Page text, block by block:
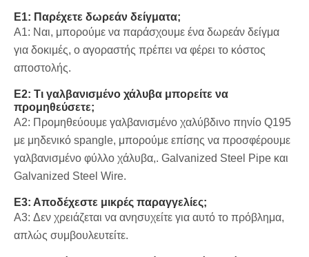
Ε1: Παρέχετε δωρεάν δείγματα;
A1: Ναι, μπορούμε να παράσχουμε ένα δωρεάν δείγμα
για δοκιμές, ο αγοραστής πρέπει να φέρει το κόστος
αποστολής.
Ε2: Τι γαλβανισμένο χάλυβα μπορείτε να
προμηθεύσετε;
Α2: Προμηθεύουμε γαλβανισμένο χαλύβδινο πηνίο Q195
με μηδενικό spangle, μπορούμε επίσης να προσφέρουμε
γαλβανισμένο φύλλο χάλυβα,. Galvanized Steel Pipe και
Galvanized Steel Wire.
Ε3: Αποδέχεστε μικρές παραγγελίες;
A3: Δεν χρειάζεται να ανησυχείτε για αυτό το πρόβλημα,
απλώς συμβουλευτείτε.